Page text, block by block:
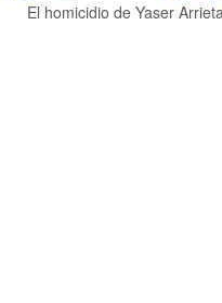
El homicidio de Yaser